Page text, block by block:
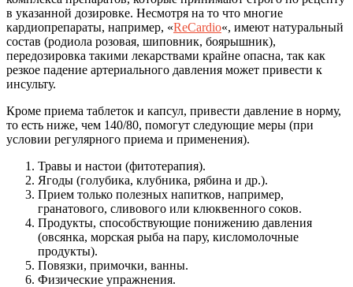
в указанной дозировке. Несмотря на то что многие
кардиопрепараты, например, «ReCardio«, имеют натуральный
состав (родиола розовая, шиповник, боярышник),
передозировка такими лекарствами крайне опасна, так как
резкое падение артериального давления может привести к
инсульту.
Кроме приема таблеток и капсул, привести давление в норму,
то есть ниже, чем 140/80, помогут следующие меры (при
условии регулярного приема и применения).
Травы и настои (фитотерапия).
Ягоды (голубика, клубника, рябина и др.).
Прием только полезных напитков, например,
гранатового, сливового или клюквенного соков.
Продукты, способствующие понижению давления
(овсянка, морская рыба на пару, кисломолочные
продукты).
Повязки, примочки, ванны.
Физические упражнения.